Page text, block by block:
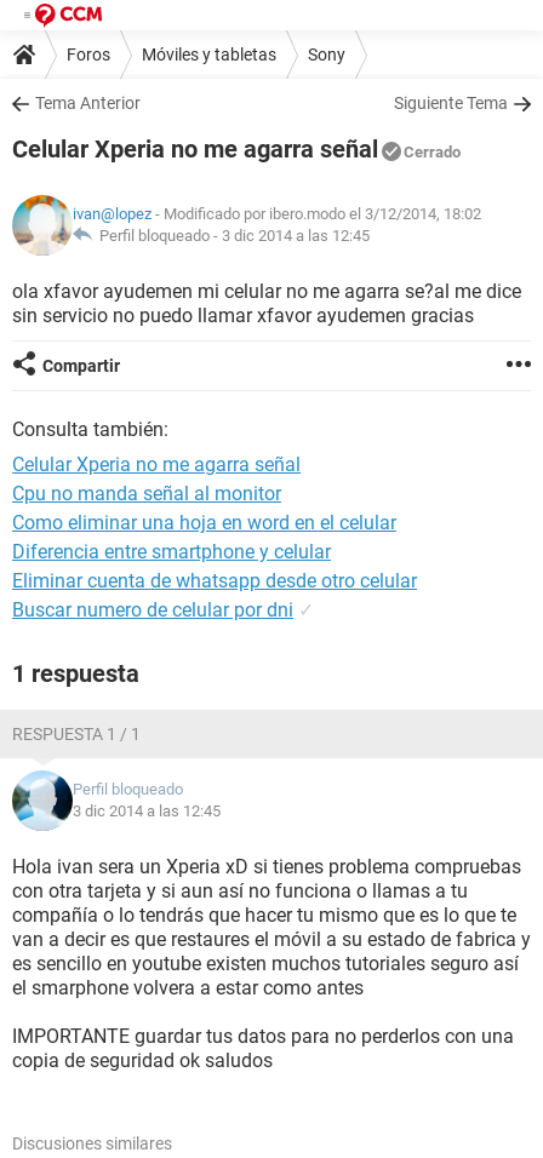
Foros Móviles y tabletas Sony
Tema Anterior Siguiente Tema
Celular Xperia no me agarra señal Cerrado
ivan@lopez - Modificado por ibero.modo el 3/12/2014, 18:02
Perfil bloqueado - 3 dic 2014 a las 12:45
ola xfavor ayudemen mi celular no me agarra se?al me dice
sin servicio no puedo llamar xfavor ayudemen gracias
Compartir
Consulta también:
Celular Xperia no me agarra señal
Cpu no manda señal al monitor
Como eliminar una hoja en word en el celular
Diferencia entre smartphone y celular
Eliminar cuenta de whatsapp desde otro celular
Buscar numero de celular por dni ✓
1 respuesta
RESPUESTA 1 / 1
Perfil bloqueado
3 dic 2014 a las 12:45
Hola ivan sera un Xperia xD si tienes problema compruebas
con otra tarjeta y si aun así no funciona o llamas a tu
compañía o lo tendrás que hacer tu mismo que es lo que te
van a decir es que restaures el móvil a su estado de fabrica y
es sencillo en youtube existen muchos tutoriales seguro así
el smarphone volvera a estar como antes
IMPORTANTE guardar tus datos para no perderlos con una
copia de seguridad ok saludos
Discusiones similares